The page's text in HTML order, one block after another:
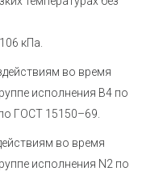
кПа.
во время
исполнения В4 по
ГОСТ 15150–69.
во время
исполнения N2 по